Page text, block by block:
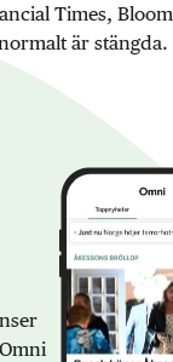
Times,
är stängda.